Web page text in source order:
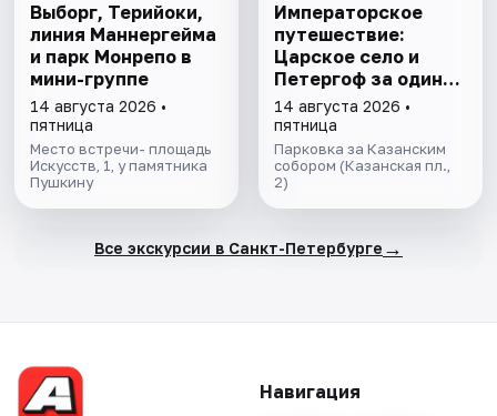
Выборг, Терийоки,
линия Маннергейма
и парк Монрепо в
мини-группе
14 августа 2026 •
пятница
Место встречи- площадь
Искусств, 1, у памятника
Пушкину
Императорское
путешествие:
Царское село и
Петергоф за один
день
14 августа 2026 •
пятница
Парковка за Казанским
собором (Казанская пл.,
2)
Все экскурсии в Санкт-Петербурге →
Навигация